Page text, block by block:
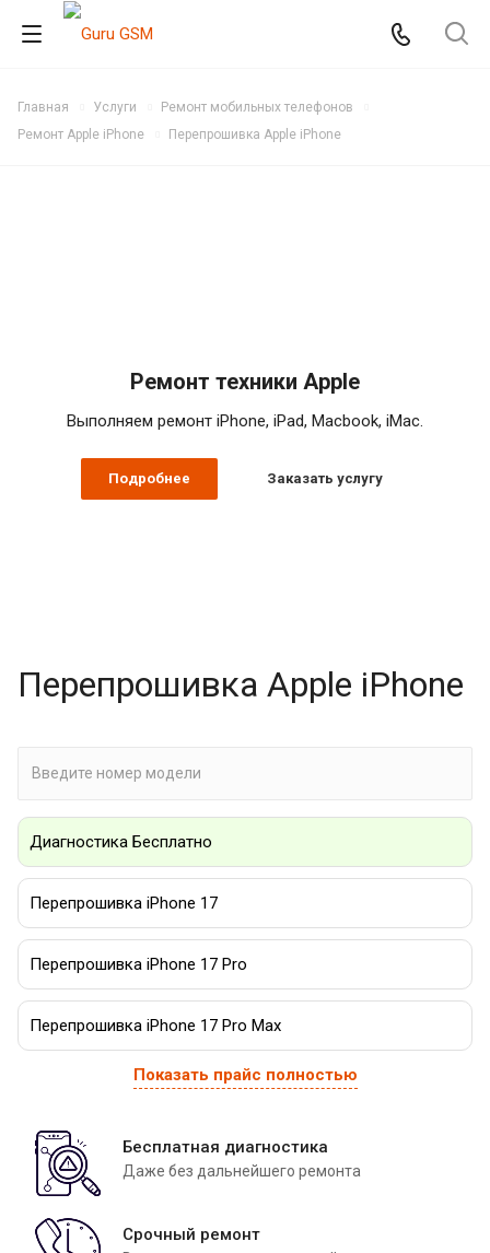
Главная Услуги
Ремонт мобильных телефонов
Ремонт Apple iPhone
Перепрошивка Apple iPhone
Ремонт техники Apple
Выполняем ремонт iPhone, iPad, Macbook, iMac.
Подробнее Заказать услугу
Перепрошивка Apple iPhone
Диагностика Бесплатно
Перепрошивка iPhone 17
Перепрошивка iPhone 17 Pro
Перепрошивка iPhone 17 Pro Max
Показать прайс полностью
Бесплатная диагностика
Даже без дальнейшего ремонта
Срочный ремонт